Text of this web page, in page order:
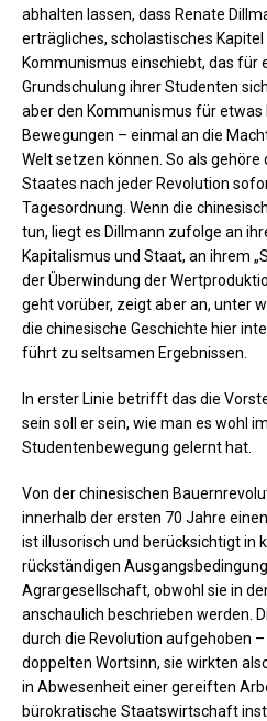
abhalten lassen, dass Renate
erträgliches, scholastisches Kapitel
Kommunismus einschiebt, das für
Grundschulung ihrer Studenten
aber den Kommunismus für
Bewegungen – einmal an die
Welt setzen können. So als
Staates nach jeder Revolution
Tagesordnung. Wenn die
tun, liegt es Dillmann zufolge an
Kapitalismus und Staat, an ihrem
der Überwindung der
geht vorüber, zeigt aber an, unter
die chinesische Geschichte hier
führt zu seltsamen Ergebnissen.
In erster Linie betrifft das die
sein soll er sein, wie man es wohl
Studentenbewegung gelernt hat.
Von der chinesischen
innerhalb der ersten 70 Jahre
ist illusorisch und berücksichtigt in
rückständigen
Agrargesellschaft, obwohl sie in
anschaulich beschrieben werden.
durch die Revolution aufgehoben
doppelten Wortsinn, sie wirkten
in Abwesenheit einer gereiften
bürokratische Staatswirtschaft